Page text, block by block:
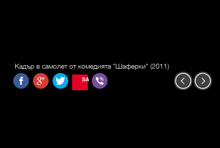
Кадър в самолет от комедията "Шаферки" (2011)
SAVE